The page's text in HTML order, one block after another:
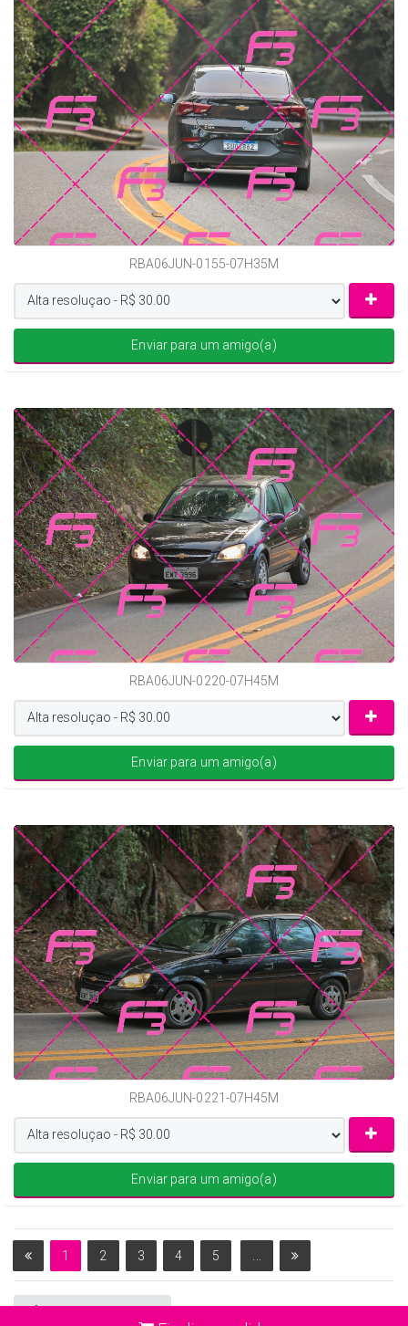
RBA06JUN-0155-07H35M
Enviar para um amigo(a)
RBA06JUN-0220-07H45M
Enviar para um amigo(a)
RBA06JUN-0221-07H45M
Enviar para um amigo(a)
1 2 3 4 5 ...